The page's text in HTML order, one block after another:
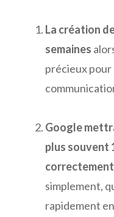
La création
semaines
précieux pour
Google
plus souvent
simplement,
rapidement